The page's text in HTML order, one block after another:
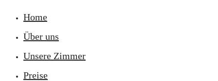
Home
Über uns
Unsere Zimmer
Preise